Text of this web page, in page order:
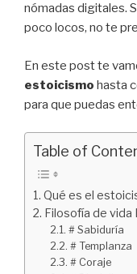
nómadas digitales.
poco locos, no te
En este post te
estoicismo hasta
para que puedas
Table of
Qué es el
Filosofía de vida
# Sabiduría
# Templanza
# Coraje